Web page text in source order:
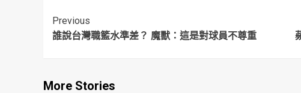
Continue
Reading
Previous
誰說台灣職籃水準差？ 魔獸：這是對球員不尊重
More Stories